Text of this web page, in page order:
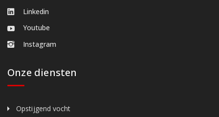
Linkedin
Youtube
Instagram
Onze diensten
Opstijgend vocht